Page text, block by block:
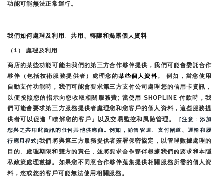
功能可能無法正常運行。
我們如何處理及利用、共用、轉讓和揭露個人資料
（1） 處理及利用
商店的某些功能可能由我們的第三方合作夥伴提供，我們可能會委託合作
夥伴（包括技術服務提供者）處理您的某些個人資料。 例如，當您使用
自動支付功能時，我們可能會要求第三方支付公司處理您的信用卡資訊，
以便按照您的指示向您收取相關服務費; 當使用 SHOPLINE 付款時，我
們可能會要求第三方服務提供者處理您和您客戶的個人資料，這些服務提
供者可以促進「瞭解您的客戶」以及交易監控和風險管理。
[注意：添加
您與之共用此資訊的任何其他供應商。例如，銷售管道、支付閘道、運輸和履
行應用程式]我們將與第三方服務提供者簽署保密協定，以管理數據處理的
目的、處理期限和雙方的責任，並將要求合作夥伴根據我們的要求和本隱
私政策處理數據。如果您不同意合作夥伴蒐集提供相關服務所需的個人資
料，您或您的客戶可能無法使用相關服務。